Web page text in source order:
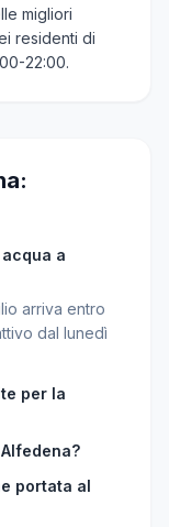
migliori
residenti di
22:00.
a
arriva entro
dal lunedì
per la
portata al